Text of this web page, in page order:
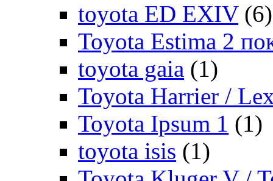
toyota ED EXIV (6)
Toyota Estima 2
toyota gaia (1)
Toyota Harrier /
Toyota Ipsum 1 (1)
toyota isis (1)